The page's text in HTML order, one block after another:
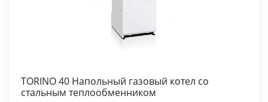
TORINO 40 Напольный газовый котел со
стальным теплообменником